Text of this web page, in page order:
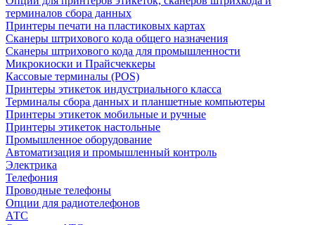
терминалов сбора данных
Принтеры печати на пластиковых картах
Сканеры штрихового кода общего назначения
Сканеры штрихового кода для промышленности
Микрокиоски и Прайсчеккеры
Кассовые терминалы (POS)
Принтеры этикеток индустриального класса
Терминалы сбора данных и планшетные компьютеры
Принтеры этикеток мобильные и ручные
Принтеры этикеток настольные
Промышленное оборудование
Автоматизация и промышленный контроль
Электрика
Телефония
Проводные телефоны
Опции для радиотелефонов
АТС